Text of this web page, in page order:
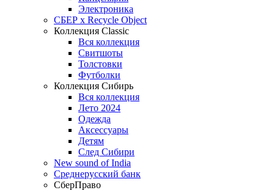
Электроника
СБЕР x Recycle Object
Коллекция Classic
Вся коллекция
Свитшоты
Толстовки
Футболки
Коллекция Сибирь
Вся коллекция
Лето 2024
Одежда
Аксессуары
Детям
След Сибири
New sound of India
Среднерусский банк
СберПраво